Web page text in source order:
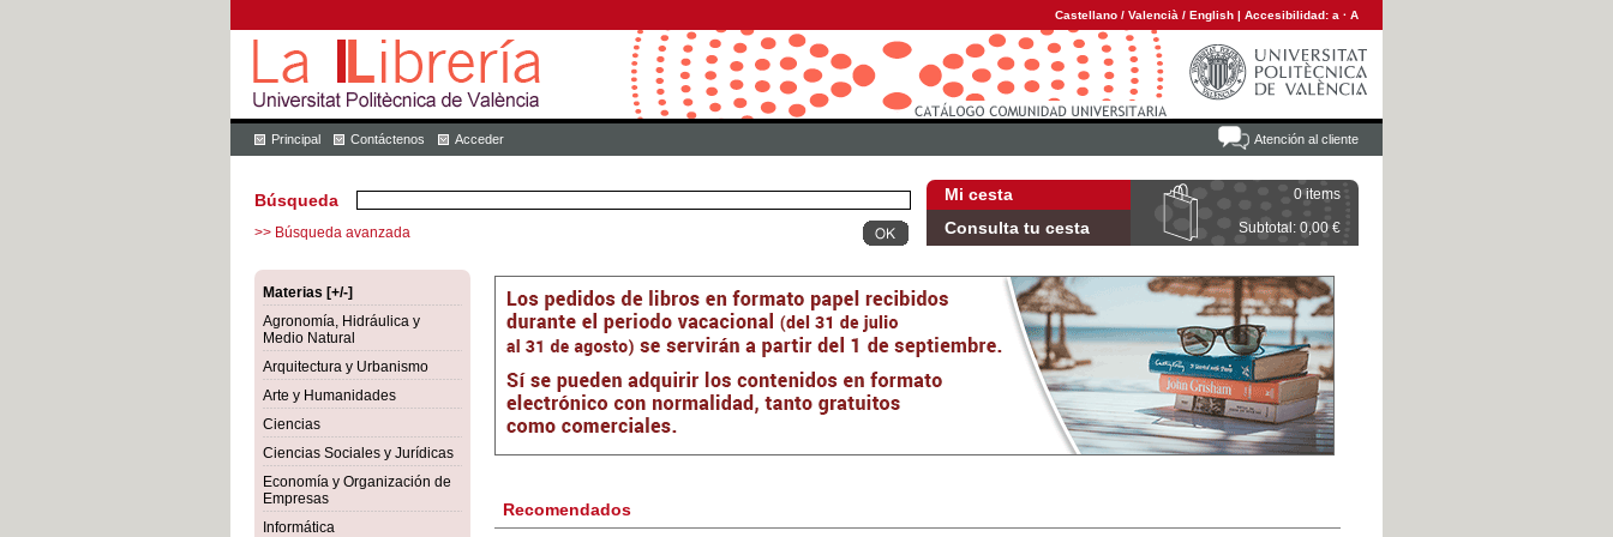
Castellano / Valencià / English | Accesibilidad: a · A
Atención al cliente
Principal Contáctenos Acceder
Mi cesta 0 items
Consulta tu cesta Subtotal: 0,00 €
Búsqueda
>> Búsqueda avanzada
Materias [+/-]
Agronomía, Hidráulica y
Medio Natural
Arquitectura y Urbanismo
Arte y Humanidades
Ciencias
Ciencias Sociales y Jurídicas
Economía y Organización de
Empresas
Informática
Recomendados